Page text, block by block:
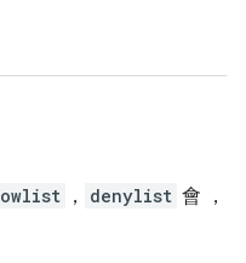
， denylist 會 ，